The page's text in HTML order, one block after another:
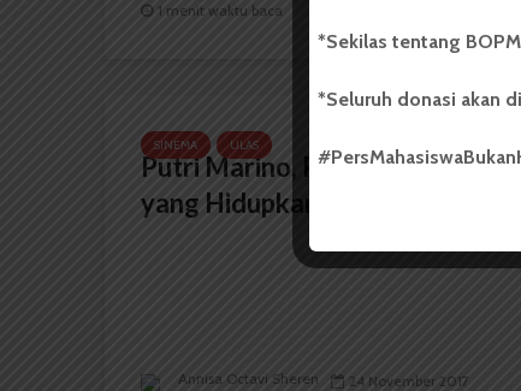
1 menit waktu baca
SINEMA ULAS
Putri Marino, Pendatang Baru
yang Hidupkan Citra Film...
Annisa Octavi Sheren
24 November 2017
*Sekilas tentang
*Seluruh donasi akan